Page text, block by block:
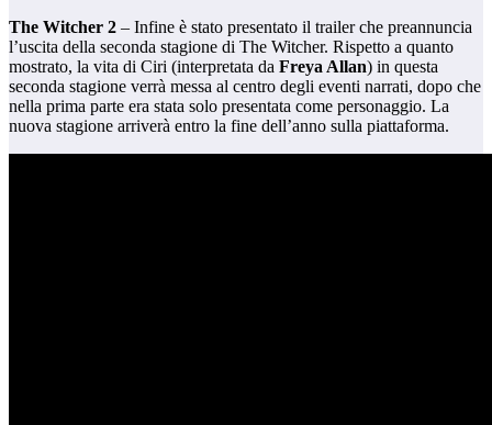
The Witcher 2 – Infine è stato presentato il trailer che preannuncia
l’uscita della seconda stagione di The Witcher. Rispetto a quanto
mostrato, la vita di Ciri (interpretata da Freya Allan) in questa
seconda stagione verrà messa al centro degli eventi narrati, dopo che
nella prima parte era stata solo presentata come personaggio. La
nuova stagione arriverà entro la fine dell’anno sulla piattaforma.